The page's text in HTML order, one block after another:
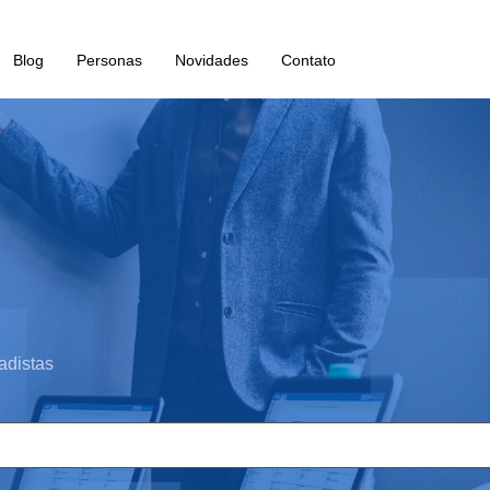
Blog Personas Novidades Contato